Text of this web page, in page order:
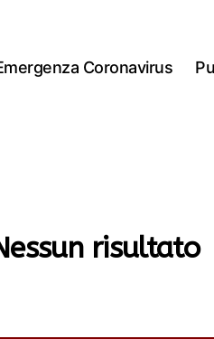
Coronavirus
risultato